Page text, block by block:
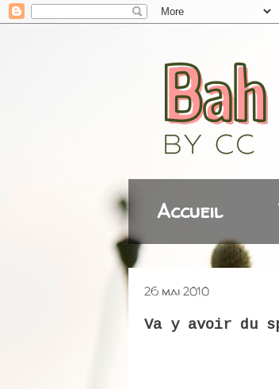
Accueil
26 mai 2010
Va y avoir du